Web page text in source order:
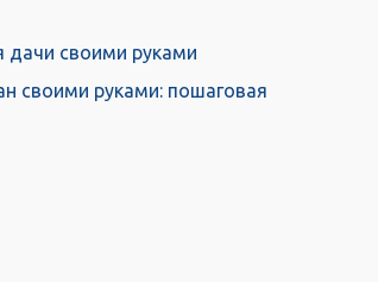
дачи своими руками
своими руками: пошаговая